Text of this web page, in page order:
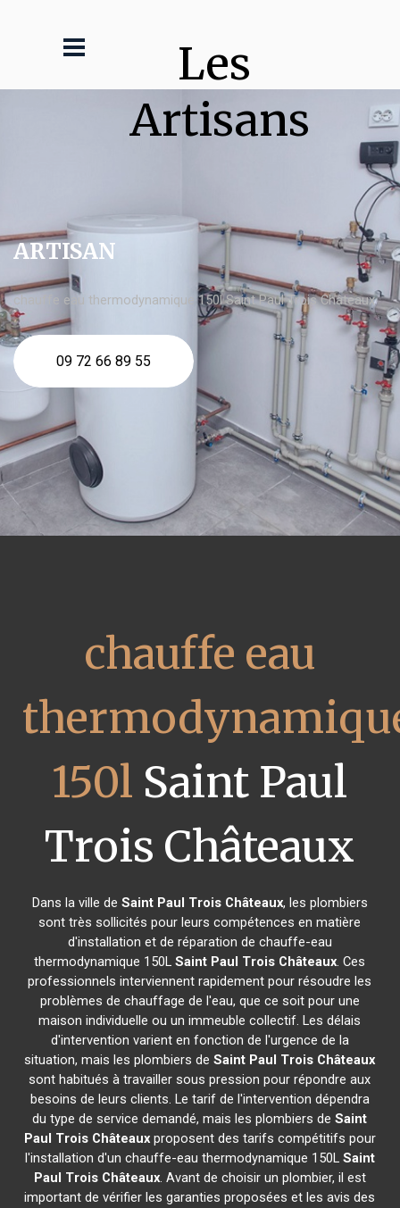
Les
Artisans
ARTISAN
chauffe eau thermodynamique 150l Saint Paul Trois Châteaux
09 72 66 89 55
chauffe eau
150l Saint Paul
Trois Châteaux
Dans la ville de Saint Paul Trois Châteaux, les plombiers
sont très sollicités pour leurs compétences en matière
d'installation et de réparation de chauffe-eau
thermodynamique 150LSaint Paul Trois Châteaux. Ces
professionnels interviennent rapidement pour résoudre les
problèmes de chauffage de l'eau, que ce soit pour une
maison individuelle ou un immeuble collectif. Les délais
d'intervention varient en fonction de l'urgence de la
situation, mais les plombiers deSaint Paul Trois Châteaux
sont habitués à travailler sous pression pour répondre aux
besoins de leurs clients. Le tarif de l'intervention dépendra
du type de service demandé, mais les plombiers deSaint
Paul Trois Châteauxproposent des tarifs compétitifs pour
l'installation d'un chauffe-eau thermodynamique 150L Saint
Paul Trois Châteaux. Avant de choisir un plombier, il est
important de vérifier les garanties proposées et les avis des